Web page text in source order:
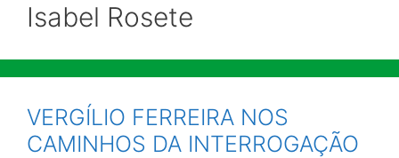
Isabel Rosete
VERGÍLIO FERREIRA NOS
CAMINHOS DA INTERROGAÇÃO